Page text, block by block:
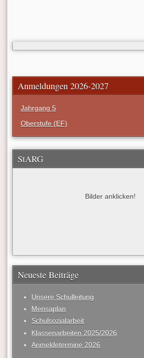
Anmeldungen 2026-2027
Jahrgang 5
Oberstufe (EF)
StARG
Bilder anklicken!
Neueste Beiträge
Unsere Schulleitung
Mensaplan
Schulsozialarbeit
Klassenarbeiten 2025/2026
Anmeldetermine 2026